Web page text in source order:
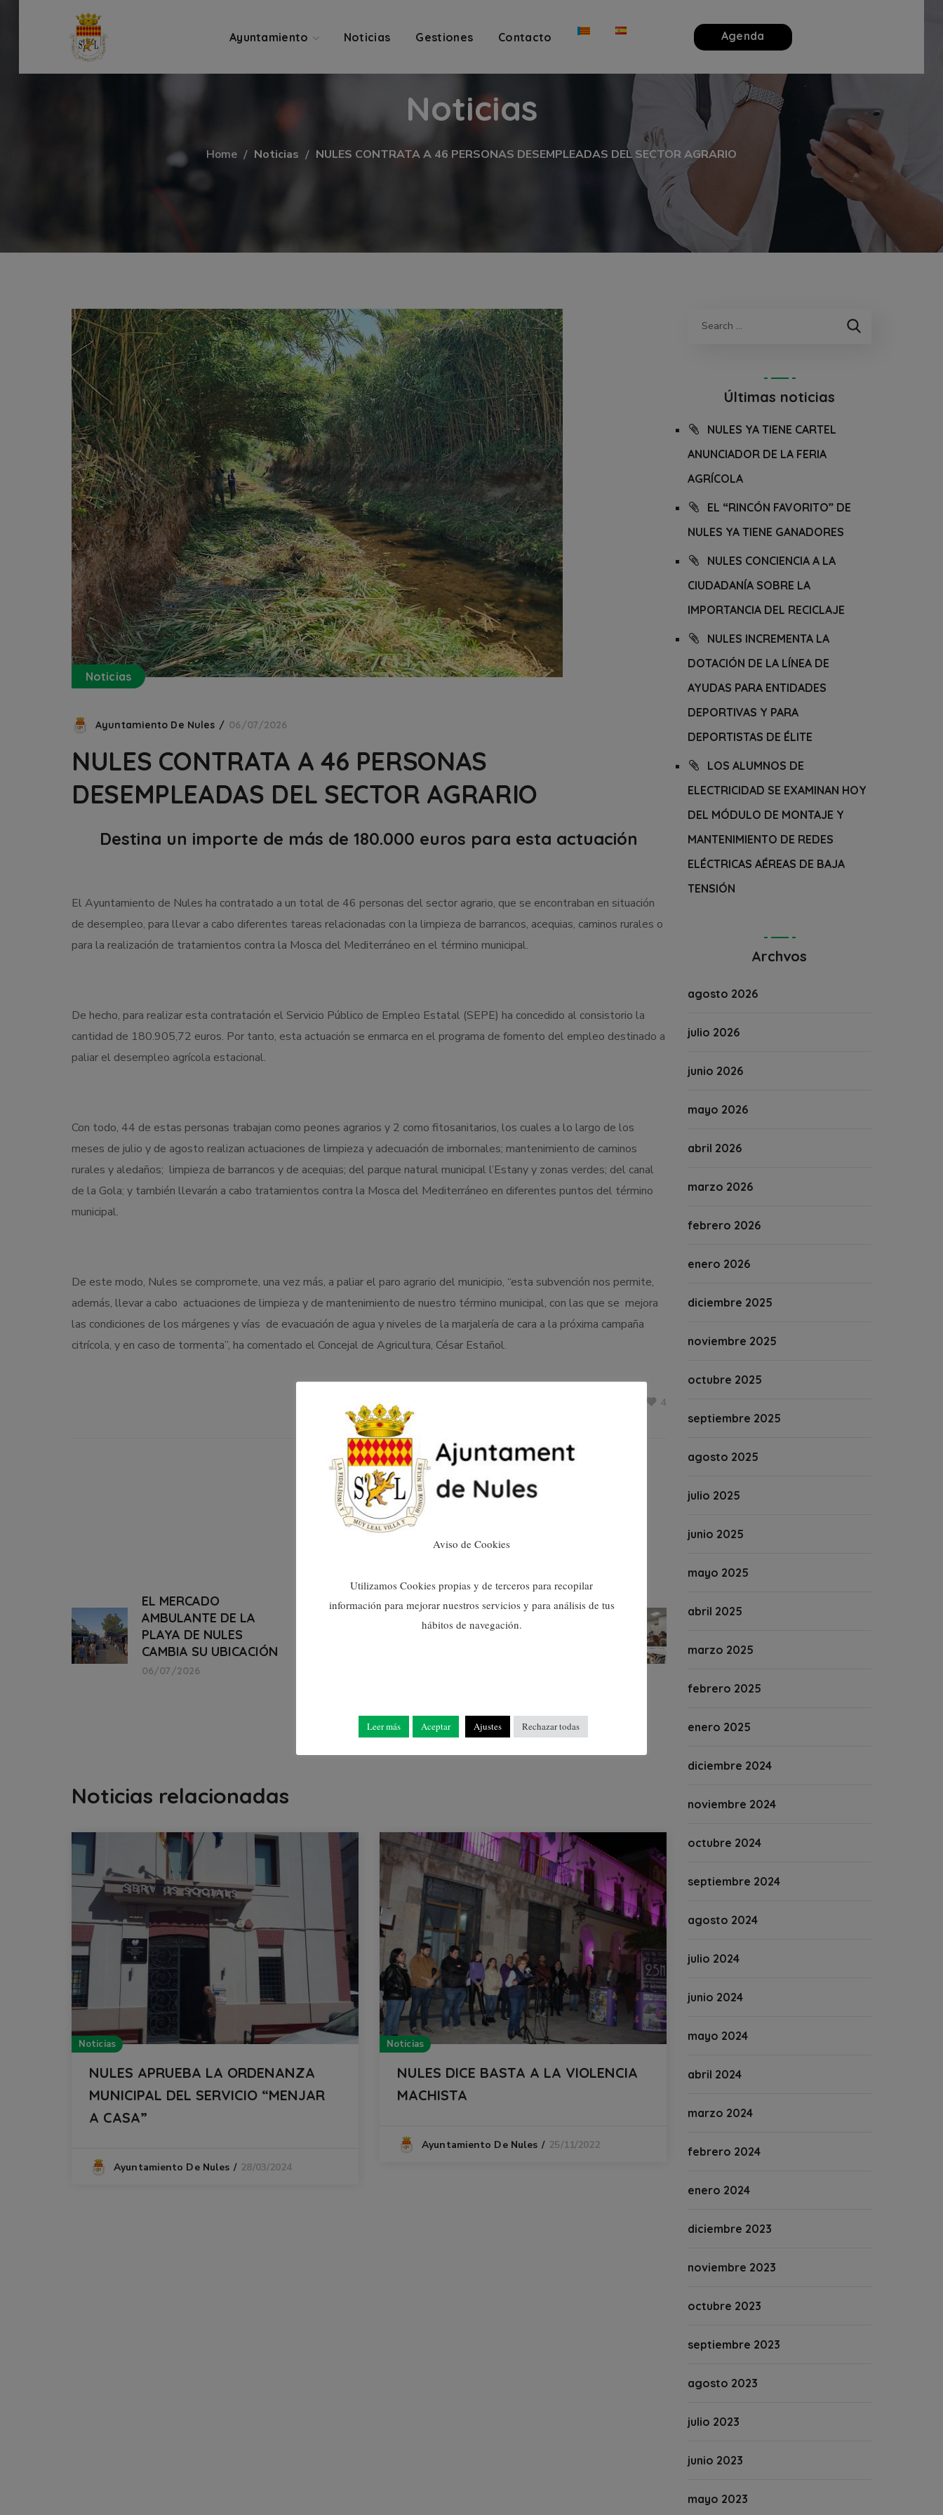
Ayuntamiento Noticias Gestiones Contacto Agenda
Noticias
Home Noticias NULES CONTRATA A 46 PERSONAS DESEMPLEADAS DEL SECTOR AGRARIO
Noticias
Ayuntamiento De Nules 06/07/2026
NULES CONTRATA A 46 PERSONAS
DESEMPLEADAS DEL SECTOR AGRARIO
Destina un importe de más de 180.000 euros para esta actuación
El Ayuntamiento de Nules ha contratado a un total de 46 personas del sector agrario, que se encontraban en situación
de desempleo, para llevar a cabo diferentes tareas relacionadas con la limpieza de barrancos, acequias, caminos rurales o
para la realización de tratamientos contra la Mosca del Mediterráneo en el término municipal.
De hecho, para realizar esta contratación el Servicio Público de Empleo Estatal (SEPE) ha concedido al consistorio la
cantidad de 180.905,72 euros. Por tanto, esta actuación se enmarca en el programa de fomento del empleo destinado a
paliar el desempleo agrícola estacional.
Con todo, 44 de estas personas trabajan como peones agrarios y 2 como fitosanitarios, los cuales a lo largo de los
meses de julio y de agosto realizan actuaciones de limpieza y adecuación de imbornales; mantenimiento de caminos
rurales y aledaños; limpieza de barrancos y de acequias; del parque natural municipal l’Estany y zonas verdes; del canal
de la Gola; y también llevarán a cabo tratamientos contra la Mosca del Mediterráneo en diferentes puntos del término
municipal.
De este modo, Nules se compromete, una vez más, a paliar el paro agrario del municipio, “esta subvención nos permite,
además, llevar a cabo actuaciones de limpieza y de mantenimiento de nuestro término municipal, con las que se mejora
las condiciones de los márgenes y vías de evacuación de agua y niveles de la marjalería de cara a la próxima campaña
citrícola, y en caso de tormenta”, ha comentado el Concejal de Agricultura, César Estañol.
4
EL MERCADO
AMBULANTE DE LA
PLAYA DE NULES
CAMBIA SU UBICACIÓN
06/07/2026
JOVEN REALIZAN UN
TALLER DE
SENSIBILIZACIÓN
08/07/2026
Noticias relacionadas
Noticias
NULES APRUEBA LA ORDENANZA
MUNICIPAL DEL SERVICIO “MENJAR
A CASA”
Ayuntamiento De Nules 28/03/2024
Noticias
NULES DICE BASTA A LA VIOLENCIA
MACHISTA
Ayuntamiento De Nules 25/11/2022
Últimas noticias
NULES YA TIENE CARTEL
ANUNCIADOR DE LA FERIA
AGRÍCOLA
EL “RINCÓN FAVORITO” DE
NULES YA TIENE GANADORES
NULES CONCIENCIA A LA
CIUDADANÍA SOBRE LA
IMPORTANCIA DEL RECICLAJE
NULES INCREMENTA LA
DOTACIÓN DE LA LÍNEA DE
AYUDAS PARA ENTIDADES
DEPORTIVAS Y PARA
DEPORTISTAS DE ÉLITE
LOS ALUMNOS DE
ELECTRICIDAD SE EXAMINAN HOY
DEL MÓDULO DE MONTAJE Y
MANTENIMIENTO DE REDES
ELÉCTRICAS AÉREAS DE BAJA
TENSIÓN
Archvos
agosto 2026
julio 2026
junio 2026
mayo 2026
abril 2026
marzo 2026
febrero 2026
enero 2026
diciembre 2025
noviembre 2025
octubre 2025
septiembre 2025
agosto 2025
julio 2025
junio 2025
mayo 2025
abril 2025
marzo 2025
febrero 2025
enero 2025
diciembre 2024
noviembre 2024
octubre 2024
septiembre 2024
agosto 2024
julio 2024
junio 2024
mayo 2024
abril 2024
marzo 2024
febrero 2024
enero 2024
diciembre 2023
noviembre 2023
octubre 2023
septiembre 2023
agosto 2023
julio 2023
junio 2023
mayo 2023
Aviso de Cookies
Utilizamos Cookies propias y de terceros para recopilar
información para mejorar nuestros servicios y para análisis de tus
hábitos de navegación.
Leer más Aceptar Ajustes Rechazar todas